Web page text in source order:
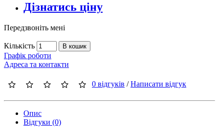
Дізнатись ціну
Передзвоніть мені
Кількість В кошик
Графік роботи
Адреса та контакти
0 відгуків /Написати відгук
Опис
Відгуки (0)